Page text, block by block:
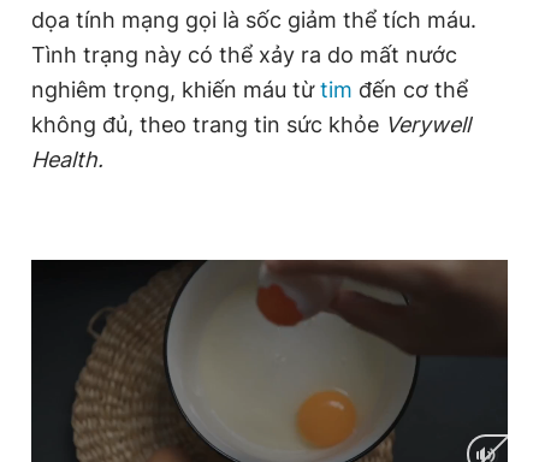
dọa tính mạng gọi là sốc giảm thể tích máu.
Tình trạng này có thể xảy ra do mất nước
nghiêm trọng, khiến máu từtim đến cơ thể
không đủ, theo trang tin sức khỏe Verywell
Health.